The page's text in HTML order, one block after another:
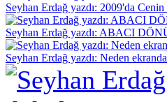
Seyhan Erdağ yazdı: 2009'da
Seyhan Erdağ yazdı: ABACI
Seyhan Erdağ yazdı: Neden